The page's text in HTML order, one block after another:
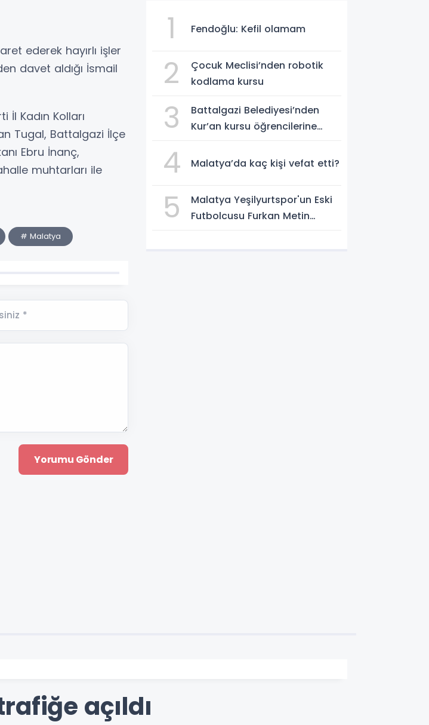
ederek hayırlı işler
davet aldığı İsmail
Kadın Kolları
Tugal, Battalgazi İlçe
Ebru İnanç,
muhtarları ile
# Malatya
*
1 Fendoğlu: Kefil olamam
2
Çocuk Meclisi’nden robotik
kodlama kursu
3
Battalgazi Belediyesi’nden
Kur’an kursu öğrencilerine
4 Malatya’da kaç kişi vefat etti?
5
Malatya Yeşilyurtspor'un Eski
Futbolcusu Furkan Metin
açıldı